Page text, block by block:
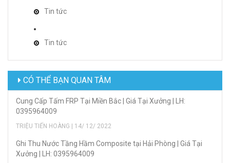
Tin tức
Tin tức
CÓ THỂ BẠN QUAN TÂM
Cung Cấp Tấm FRP Tại Miền Bắc | Giá Tại Xưởng | LH:
0395964009
TRIỆU TIẾN HOÀNG | 14/ 12/ 2022
Ghi Thu Nước Tầng Hầm Composite tại Hải Phòng | Giá Tại
Xưởng | LH: 0395964009